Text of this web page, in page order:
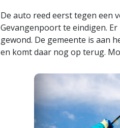
De auto reed eerst tegen een
Gevangenpoort te eindigen.
gewond. De gemeente is aan
en komt daar nog op terug.